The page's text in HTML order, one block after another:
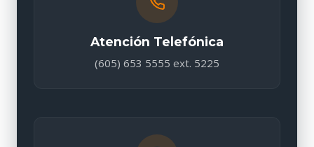
Atención Telefónica
(605) 653 5555 ext. 5225